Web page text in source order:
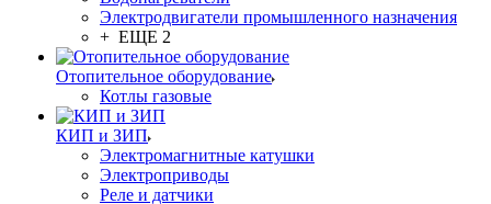
Электродвигатели промышленного назначения
+ ЕЩЕ 2
Отопительное оборудование
Котлы газовые
КИП и ЗИП
Электромагнитные катушки
Электроприводы
Реле и датчики